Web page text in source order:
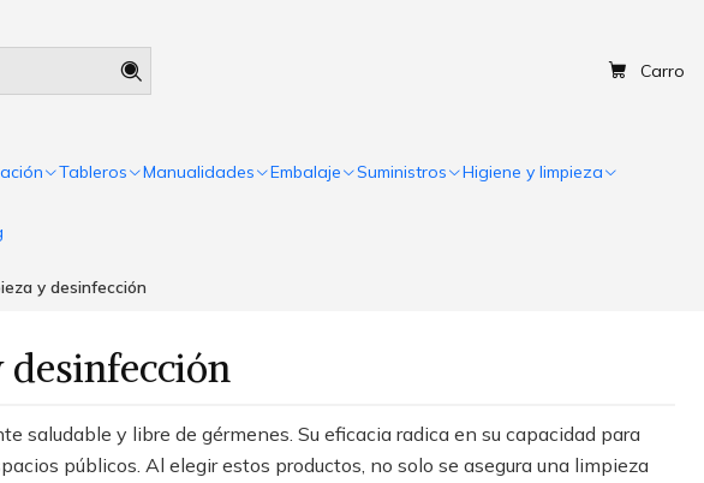
Carro
Tableros Manualidades Embalaje Suministros Higiene y limpieza
y desinfección
saludable y libre de gérmenes. Su eficacia radica en su capacidad para
públicos. Al elegir estos productos, no solo se asegura una limpieza